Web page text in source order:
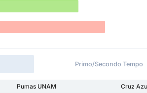
Primo/Secondo Tempo
Pumas UNAM
Cruz